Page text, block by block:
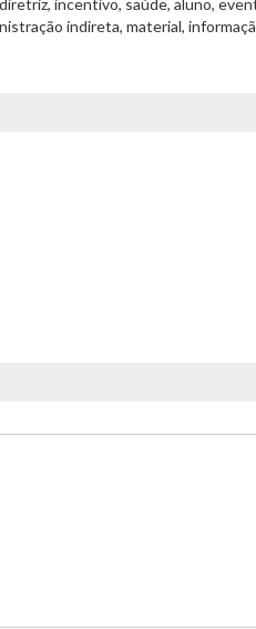
incentivo, saúde, aluno,
indireta, material,